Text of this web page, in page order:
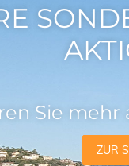
Sie mehr
ZUR